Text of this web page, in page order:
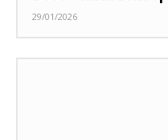
29/01/2026